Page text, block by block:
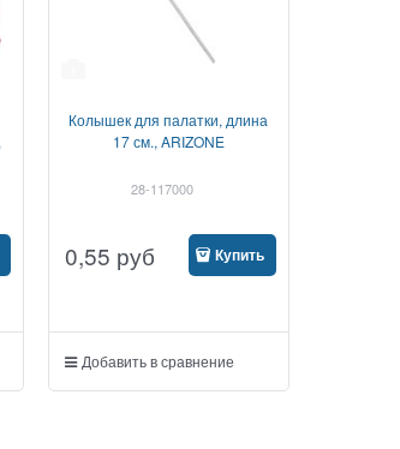
Колышек для палатки, длина
17 см., ARIZONE
28-117000
0,55 руб Купить
Добавить в сравнение